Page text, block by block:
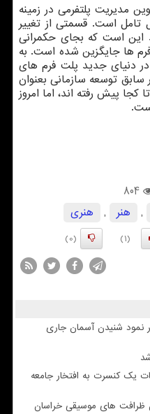
مدیریت پلتفرمی در زمینه
تامل است. قسمتی از تغییر
این است که بجای حکمرانی
ها جایگزین شده است. به
دنیای جدید پلت فرم های
سابق توسعه سازمانی بعنوان
کجا پیش رفته اند، اما امروز
804
, هنر ,
هنری
(1)
(0)
نمود شنیدن آسمان جاری
یک کنسرت به افتخار جامعه
ظرافت های موسیقی خراسان